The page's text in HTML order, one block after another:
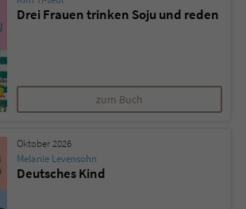
Drei Frauen trinken Soju und reden
zum Buch
Oktober 2026
Melanie Levensohn
Deutsches Kind
Sicherheitscode des Kontaktformulars zu
überprüfen.